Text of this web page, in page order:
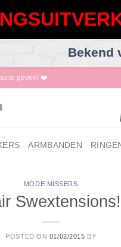
Bekend
te geven! ❤️
ARMBANDEN
MODE MISSERS
Swextensions!
POSTED ON 01/02/2015 BY